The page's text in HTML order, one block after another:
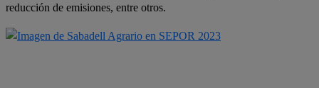
reducción de emisiones, entre otros.